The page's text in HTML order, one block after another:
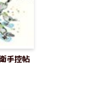
手控帖